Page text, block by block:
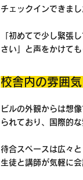
チェックインできま
「初めてで少し緊張
さい」と声をかけて
校舎内の雰囲
ビルの外観からは想
られており、国際的
待合スペースは広々
生徒と講師が気軽に